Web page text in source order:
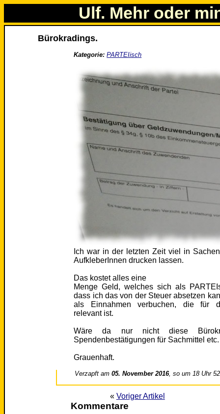
Ulf. Mehr oder
Bürokradings.
Kategorie: PARTEIisch
Ich war in der letzten Zeit viel in
AufkleberInnen drucken lassen.
Das kostet alles eine
Menge Geld, welches sich als
dass ich das von der Steuer absetzen
als Einnahmen verbuchen, die für
relevant ist.
Wäre da nur nicht diese
Spendenbestätigungen für Sachmittel etc.
Grauenhaft.
Verzapft am05. November 2016, so um 18 Uhr 52
« Voriger Artikel
Kommentare